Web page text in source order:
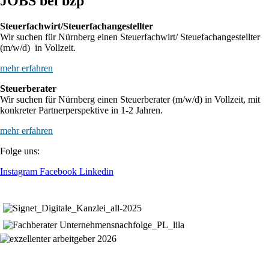
Steuerfachwirt/Steuerfachangestellter
Wir suchen für Nürnberg einen Steuerfachwirt/ Steuefachangestellter
(m/w/d) in Vollzeit.
mehr erfahren
Steuerberater
Wir suchen für Nürnberg einen Steuerberater (m/w/d) in Vollzeit, mit
konkreter Partnerperspektive in 1-2 Jahren.
mehr erfahren
Folge uns:
Instagram Facebook Linkedin